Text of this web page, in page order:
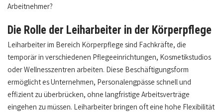
Arbeitnehmer?
Die Rolle der Leiharbeiter in der Körperpflege
Leiharbeiter im Bereich Körperpflege sind Fachkräfte, die
temporär in verschiedenen Pflegeeinrichtungen, Kosmetikstudios
oder Wellnesszentren arbeiten. Diese Beschäftigungsform
ermöglicht es Unternehmen, Personalengpässe schnell und
effizient zu überbrücken, ohne langfristige Arbeitsverträge
eingehen zu müssen. Leiharbeiter bringen oft eine hohe Flexibilität